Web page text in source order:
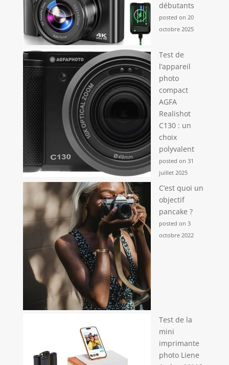
débutants
posted on 20
octobre 2025
Test de
l’appareil
photo
compact
AGFA
Realishot
C130 : un
choix
polyvalent
posted on 31
juillet 2025
C’est quoi un
objectif
pancake ?
posted on 3
octobre 2022
Test de la
mini
imprimante
photo Liene